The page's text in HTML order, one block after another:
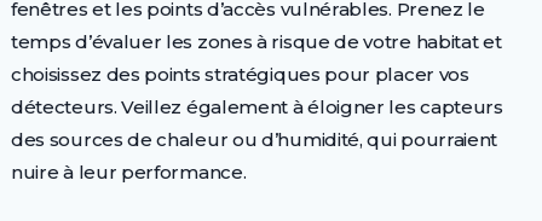
fenêtres et les points d’accès vulnérables. Prenez le
temps d’évaluer les zones à risque de votre habitat et
choisissez des points stratégiques pour placer vos
détecteurs. Veillez également à éloigner les capteurs
des sources de chaleur ou d’humidité, qui pourraient
nuire à leur performance.